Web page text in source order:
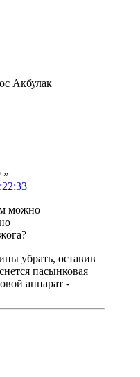
Акбулак
»
можно
убрать, оставив
пасынковая
аппарат -